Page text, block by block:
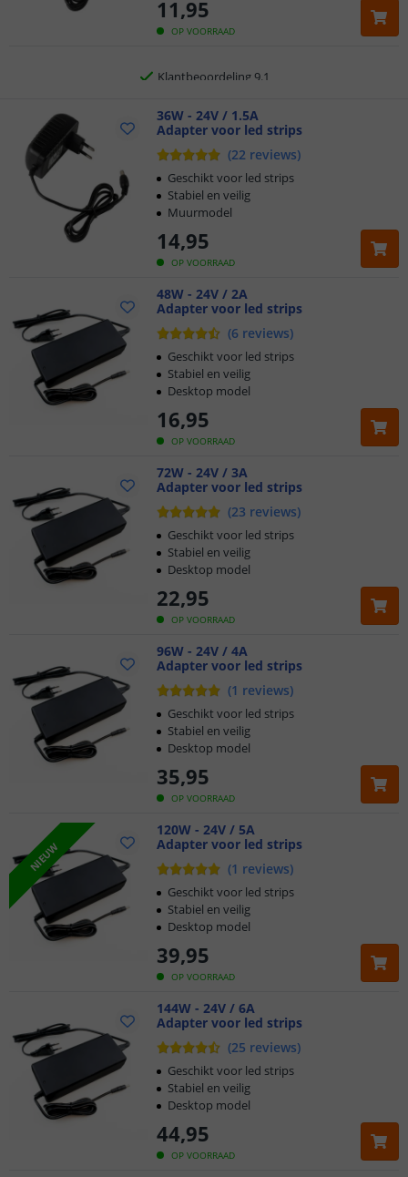
OP VOORRAAD
11,95
Gratis verzending vanaf € 20,-
Klantbeoordeling 9.1
Voor 23:45 uur besteld, morgen in huis
36W - 24V / 1.5A
Adapter voor led strips
(22 reviews)
OP VOORRAAD
14,95
Geschikt voor led strips
Stabiel en veilig
Muurmodel
48W - 24V / 2A
Adapter voor led strips
(6 reviews)
OP VOORRAAD
16,95
Geschikt voor led strips
Stabiel en veilig
Desktop model
72W - 24V / 3A
Adapter voor led strips
(23 reviews)
OP VOORRAAD
22,95
Geschikt voor led strips
Stabiel en veilig
Desktop model
96W - 24V / 4A
Adapter voor led strips
(1 reviews)
OP VOORRAAD
35,95
Geschikt voor led strips
Stabiel en veilig
Desktop model
NIEUW
120W - 24V / 5A
Adapter voor led strips
(1 reviews)
OP VOORRAAD
39,95
Geschikt voor led strips
Stabiel en veilig
Desktop model
144W - 24V / 6A
Adapter voor led strips
(25 reviews)
OP VOORRAAD
44,95
Geschikt voor led strips
Stabiel en veilig
Desktop model